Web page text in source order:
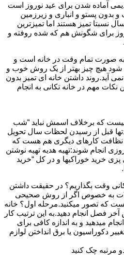
آماده شدن برای عید نوروز است
و بدون پستو و انباری و زیرزمین
نسبتا تمیز هستند اما تمیزترین
برای شگونش هم که شده روفته و
به صورت تمام وقت در خانه است و
شود هیچ چیز بهتر از یک روش خوب و
آید.روند داشتن خانه ای تمیز بدون
مهم در خانه تکانی به انجام
که برخلاف اسمش نباید “شب
قبل از رسیدن لحظات سال تحویل
نظافت کارهای دیگری هم هست که
انجام شوند:تهیه هدیه تهیه نوشتن
خرید خوراکیها و در کل “خرید
وقت بگذاریم؟ در حقیقت داشتن
به خصوص اگر از روش صحیحی
که تصور میکنید.مرحله اول؟ خانه
فصل انجام دهید.به این ترتیب کار
میدهید و به اندازه کافی برای
دکوراسیون یا برق انداختن لوازم